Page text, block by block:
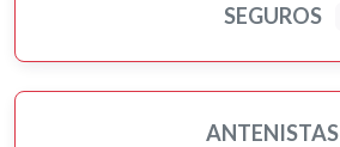
SEGUROS
ANTENISTAS